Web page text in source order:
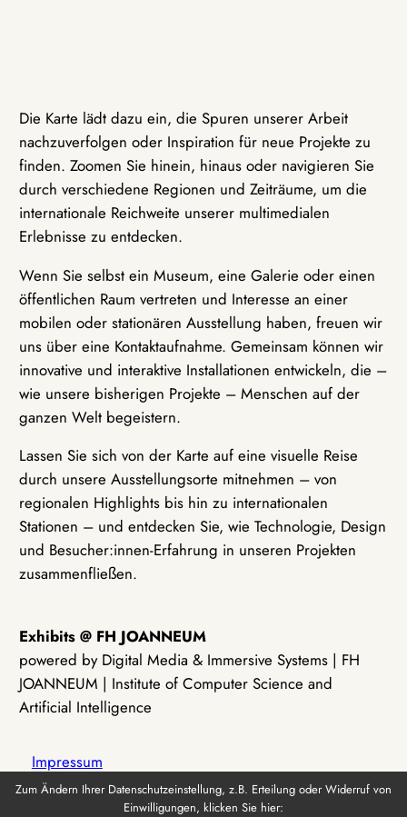
Die Karte lädt dazu ein, die Spuren unserer Arbeit
nachzuverfolgen oder Inspiration für neue Projekte zu
finden. Zoomen Sie hinein, hinaus oder navigieren Sie
durch verschiedene Regionen und Zeiträume, um die
internationale Reichweite unserer multimedialen
Erlebnisse zu entdecken.
Wenn Sie selbst ein Museum, eine Galerie oder einen
öffentlichen Raum vertreten und Interesse an einer
mobilen oder stationären Ausstellung haben, freuen wir
uns über eine Kontaktaufnahme. Gemeinsam können wir
innovative und interaktive Installationen entwickeln, die –
wie unsere bisherigen Projekte – Menschen auf der
ganzen Welt begeistern.
Lassen Sie sich von der Karte auf eine visuelle Reise
durch unsere Ausstellungsorte mitnehmen – von
regionalen Highlights bis hin zu internationalen
Stationen – und entdecken Sie, wie Technologie, Design
und Besucher:innen-Erfahrung in unseren Projekten
zusammenfließen.
Exhibits @ FH JOANNEUM
powered by Digital Media & Immersive Systems | FH
JOANNEUM | Institute of Computer Science and
Artificial Intelligence
Impressum
Zum Ändern Ihrer Datenschutzeinstellung, z.B. Erteilung oder Widerruf von
Einwilligungen, klicken Sie hier: